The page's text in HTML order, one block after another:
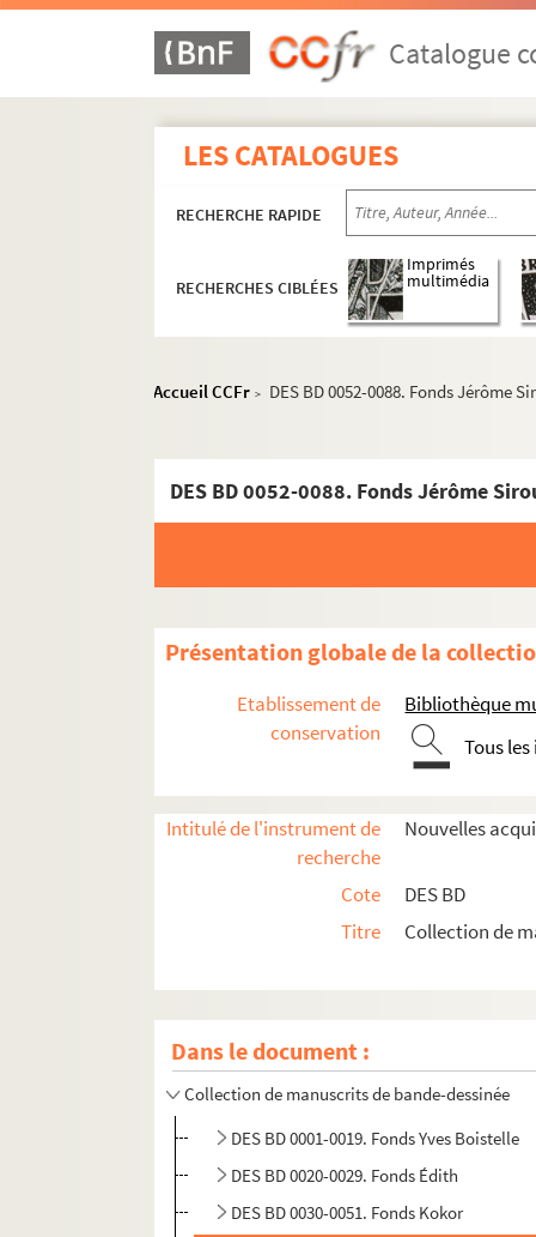
Catalogue
LES CATALOGUES
RECHERCHE RAPIDE
RECHERCHES CIBLÉES
Imprimés
multimédia
Accueil CCFr > DES BD 0052-0088. Fonds Jérôme
DES BD 0052-0088. Fonds Jérôme
Présentation globale de la
Etablissement de
conservation
Bibliothèque
Tous
Intitulé de l'instrument de
recherche
Nouvelles
Cote
DES BD
Titre
Collection de
Dans le document :
Collection de manuscrits de bande-dessinée
DES BD 0001-0019. Fonds Yves Boistelle
DES BD 0020-0029. Fonds Édith
DES BD 0030-0051. Fonds Kokor